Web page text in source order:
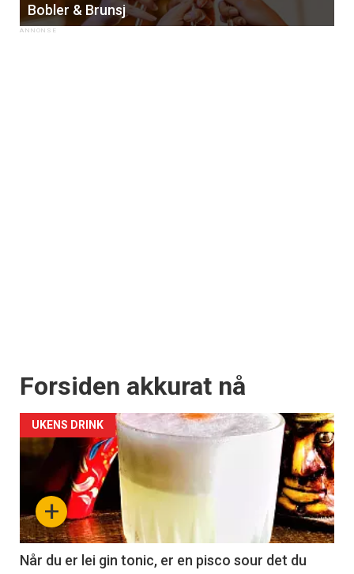
Bobler & Brunsj
Forsiden akkurat nå
+
UKENS DRINK
Når du er lei gin tonic, er en pisco sour det du